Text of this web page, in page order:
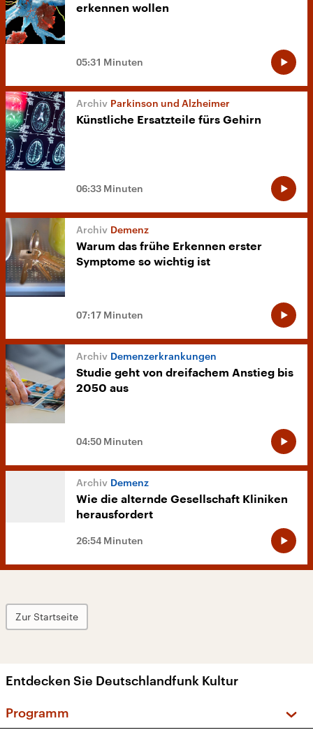
erkennen wollen
05:31 Minuten
Parkinson und Alzheimer
Künstliche Ersatzteile fürs Gehirn
06:33 Minuten
Demenz
Warum das frühe Erkennen erster
Symptome so wichtig ist
07:17 Minuten
Demenzerkrankungen
Studie geht von dreifachem Anstieg bis
2050 aus
04:50 Minuten
Demenz
Wie die alternde Gesellschaft Kliniken
herausfordert
26:54 Minuten
Zur Startseite
Entdecken Sie Deutschlandfunk Kultur
Programm